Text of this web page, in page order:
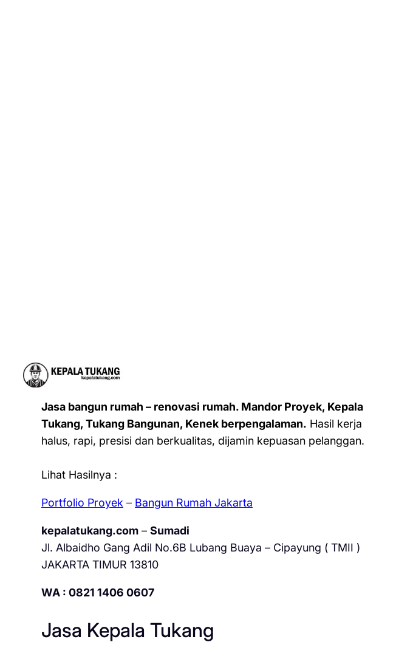
Jasa bangun rumah – renovasi rumah. Mandor Proyek, Kepala
Tukang, Tukang Bangunan, Kenek berpengalaman. Hasil kerja
halus, rapi, presisi dan berkualitas, dijamin kepuasan pelanggan.
Lihat Hasilnya :
Portfolio Proyek– Bangun Rumah Jakarta
kepalatukang.com– Sumadi
Jl. Albaidho Gang Adil No.6B Lubang Buaya – Cipayung ( TMII )
JAKARTA TIMUR 13810
WA : 0821 1406 0607
Jasa Kepala Tukang